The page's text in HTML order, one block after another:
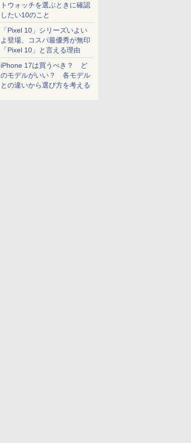
トウォッチを選ぶときに確認
したい10のこと
「Pixel 10」シリーズいよい
よ登場、コスパ最優秀が無印
「Pixel 10」と言える理由
iPhone 17は買うべき？ ど
のモデルがいい？ 各モデル
との違いから選び方を考える